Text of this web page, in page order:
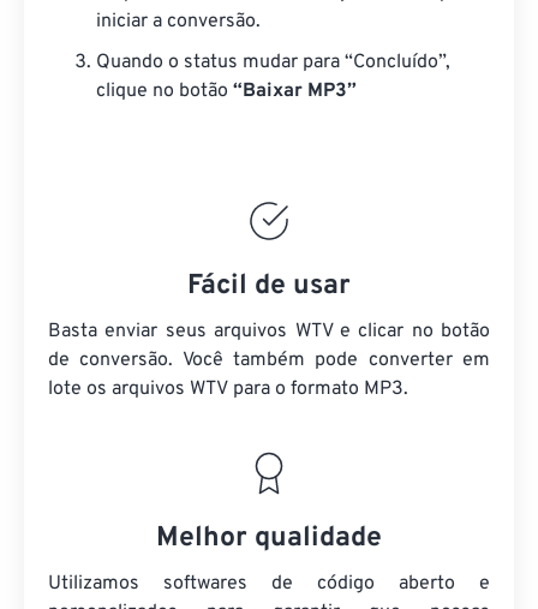
iniciar a conversão.
Quando o status mudar para “Concluído”,
clique no botão “Baixar MP3”
Fácil de usar
Basta enviar seus arquivos WTV e clicar no botão
de conversão. Você também pode converter em
lote os arquivos WTV para o formato MP3.
Melhor qualidade
Utilizamos softwares de código aberto e